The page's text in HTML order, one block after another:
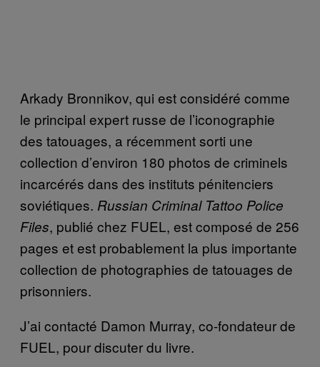
Arkady Bronnikov, qui est considéré comme
le principal expert russe de l’iconographie
des tatouages, a récemment sorti une
collection d’environ 180 photos de criminels
incarcérés dans des instituts pénitenciers
soviétiques. Russian Criminal Tattoo Police
Files, publié chez FUEL, est composé de 256
pages et est probablement la plus importante
collection de photographies de tatouages de
prisonniers.
J’ai contacté Damon Murray, co-fondateur de
FUEL, pour discuter du livre.